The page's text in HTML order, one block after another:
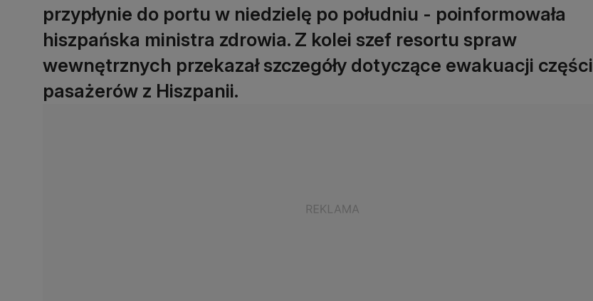
przypłynie do portu w niedzielę po południu - poinformowała
hiszpańska ministra zdrowia. Z kolei szef resortu spraw
wewnętrznych przekazał szczegóły dotyczące ewakuacji części
pasażerów z Hiszpanii.